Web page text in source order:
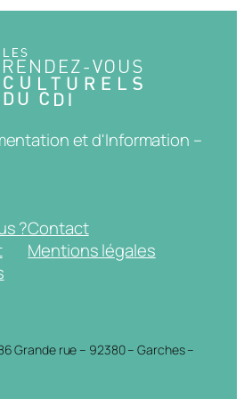
et d'Information –
?Contact
Mentions légales
Grande rue – 92380 – Garches –